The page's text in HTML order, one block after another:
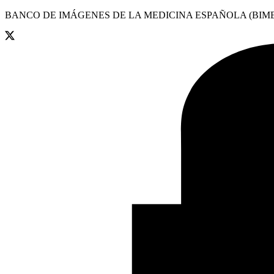
BANCO DE IMÁGENES DE LA MEDICINA ESPAÑOLA